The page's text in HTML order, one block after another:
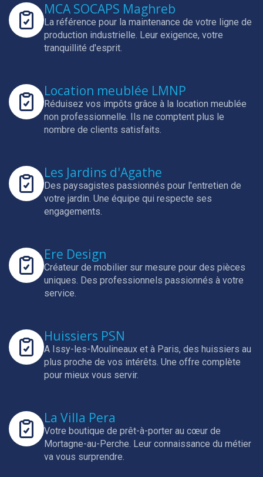
MCA SOCAPS Maghreb
La référence pour la maintenance de votre ligne de
production industrielle. Leur exigence, votre
tranquillité d'esprit.
Location meublée LMNP
Réduisez vos impôts grâce à la location meublée
non professionnelle. Ils ne comptent plus le
nombre de clients satisfaits.
Les Jardins d'Agathe
Des paysagistes passionnés pour l'entretien de
votre jardin. Une équipe qui respecte ses
engagements.
Ere Design
Créateur de mobilier sur mesure pour des pièces
uniques. Des professionnels passionnés à votre
service.
Huissiers PSN
A Issy-les-Moulineaux et à Paris, des huissiers au
plus proche de vos intérêts. Une offre complète
pour mieux vous servir.
La Villa Pera
Votre boutique de prêt-à-porter au cœur de
Mortagne-au-Perche. Leur connaissance du métier
va vous surprendre.